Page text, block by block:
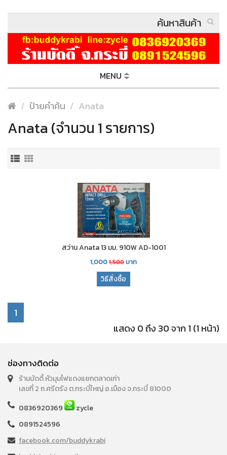
MENU
ป้ายคำค้น Anata
Anata (จำนวน 1 รายการ)
สว่าน Anata 13 มม. 910W AD-1001
1,0001,500บาท
วิธีสั่งซื้อ
1
แสดง 0 ถึง 30 จาก 1 (1 หน้า)
ช่องทางติดต่อ
ร้านบัดดี้ หัวมุมไฟแดงแยกตลาดเก่า
เลขที่ 2 ถ.ศรีตรัง ต.กระบี่ใหญ่ อ.เมือง จ.กระบี่ 81000
0836920369
zycle
0891524596
facebook.com/buddykrabi